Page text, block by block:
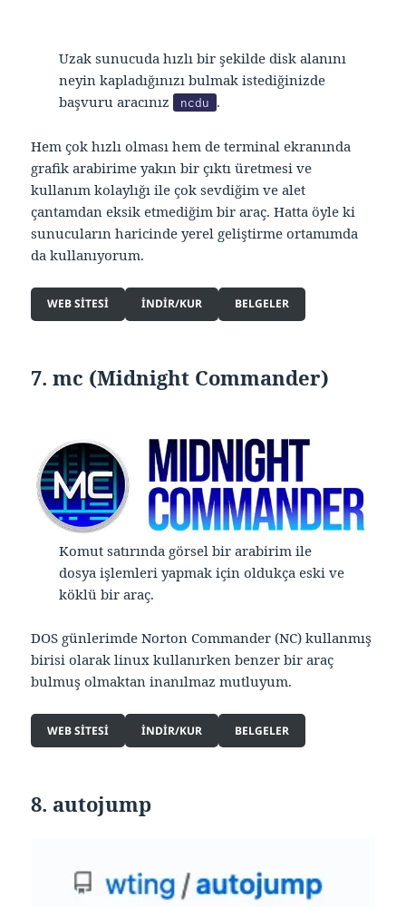
Uzak sunucuda hızlı bir şekilde disk alanını
neyin kapladığınızı bulmak istediğinizde
başvuru aracınız
ncdu .
Hem çok hızlı olması hem de terminal ekranında
grafik arabirime yakın bir çıktı üretmesi ve
kullanım kolaylığı ile çok sevdiğim ve alet
çantamdan eksik etmediğim bir araç. Hatta öyle ki
sunucuların haricinde yerel geliştirme ortamımda
da kullanıyorum.
WEB SITESI INDIR/KUR BELGELER
7. mc (Midnight Commander)
Komut satırında görsel bir arabirim ile
dosya işlemleri yapmak için oldukça eski ve
köklü bir araç.
DOS günlerimde Norton Commander (NC) kullanmış
birisi olarak linux kullanırken benzer bir araç
bulmuş olmaktan inanılmaz mutluyum.
WEB SITESI INDIR/KUR BELGELER
8. autojump